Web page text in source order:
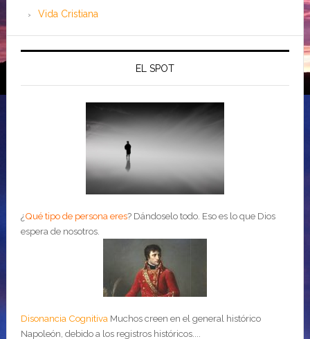
Vida Cristiana
EL SPOT
¿Qué tipo de persona eres? Dándoselo todo. Eso es lo que Dios
espera de nosotros.
Disonancia Cognitiva Muchos creen en el general histórico
Napoleón, debido a los registros históricos....